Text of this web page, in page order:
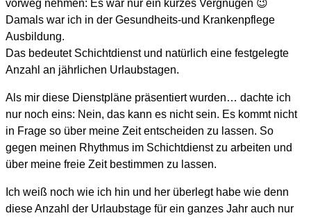
vorweg nehmen: Es war nur ein kurzes Vergnügen 😉
Damals war ich in der Gesundheits-und Krankenpflege
Ausbildung.
Das bedeutet Schichtdienst und natürlich eine festgelegte
Anzahl an jährlichen Urlaubstagen.
Als mir diese Dienstpläne präsentiert wurden… dachte ich
nur noch eins: Nein, das kann es nicht sein. Es kommt nicht
in Frage so über meine Zeit entscheiden zu lassen. So
gegen meinen Rhythmus im Schichtdienst zu arbeiten und
über meine freie Zeit bestimmen zu lassen.
Ich weiß noch wie ich hin und her überlegt habe wie denn
diese Anzahl der Urlaubstage für ein ganzes Jahr auch nur